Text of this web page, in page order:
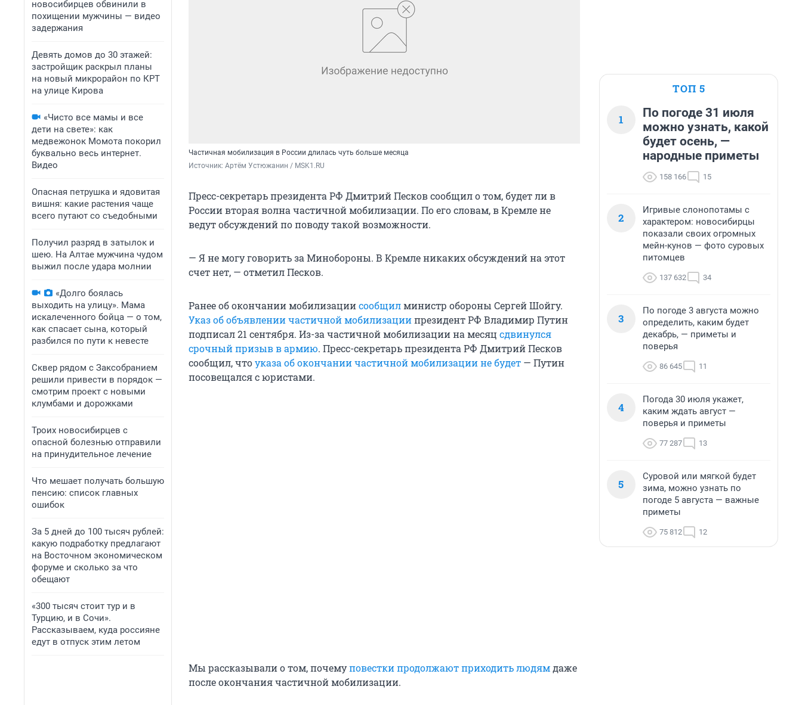
новосибирцев обвинили в
похищении мужчины — видео
задержания
Девять домов до 30 этажей:
застройщик раскрыл планы
на новый микрорайон по КРТ
на улице Кирова
«Чисто все мамы и все
дети на свете»: как
медвежонок Момота покорил
буквально весь интернет.
Видео
Опасная петрушка и ядовитая
вишня: какие растения чаще
всего путают со съедобными
Получил разряд в затылок и
шею. На Алтае мужчина чудом
выжил после удара молнии
«Долго боялась
выходить на улицу». Мама
искалеченного бойца — о том,
как спасает сына, который
разбился по пути к невесте
Сквер рядом с Заксобранием
решили привести в порядок —
смотрим проект с новыми
клумбами и дорожками
Троих новосибирцев с
опасной болезнью отправили
на принудительное лечение
Что мешает получать большую
пенсию: список главных
ошибок
За 5 дней до 100 тысяч рублей:
какую подработку предлагают
на Восточном экономическом
форуме и сколько за что
обещают
«300 тысяч стоит тур и в
Турцию, и в Сочи».
Рассказываем, куда россияне
едут в отпуск этим летом
Частичная мобилизация в России длилась чуть больше месяца
Источник: Артём Устюжанин / MSK1.RU
Пресс-секретарь президента РФ Дмитрий Песков сообщил о том, будет ли в
России вторая волна частичной мобилизации. По его словам, в Кремле не
ведут обсуждений по поводу такой возможности.
— Я не могу говорить за Минобороны. В Кремле никаких обсуждений на этот
счет нет, — отметил Песков.
Ранее об окончании мобилизациисообщилминистр обороны Сергей Шойгу.
Указ об объявлении частичной мобилизациипрезидент РФ Владимир Путин
подписал 21 сентября. Из-за частичной мобилизации на месяц сдвинулся
срочный призыв в армию. Пресс-секретарь президента РФ Дмитрий Песков
сообщил, чтоуказа об окончании частичной мобилизации не будет — Путин
посовещался с юристами.
Мы рассказывали о том, почемуповестки продолжают приходить людямдаже
после окончания частичной мобилизации.
ТОП 5
1
По погоде 31 июля
можно узнать, какой
будет осень, —
народные приметы
158 166 15
2
Игривые слонопотамы с
характером: новосибирцы
показали своих огромных
мейн-кунов — фото суровых
питомцев
137 632 34
3
По погоде 3 августа можно
определить, каким будет
декабрь, — приметы и
поверья
86 645 11
4
Погода 30 июля укажет,
каким ждать август —
поверья и приметы
77 287 13
5
Суровой или мягкой будет
зима, можно узнать по
погоде 5 августа — важные
приметы
75 812 12